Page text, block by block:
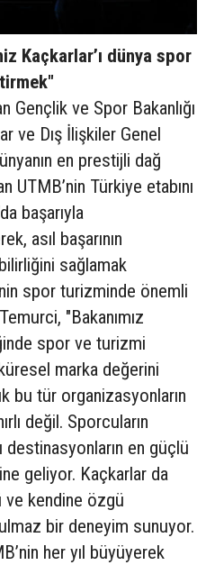
Kaçkarlar’ı dünya spor
Gençlik ve Spor Bakanlığı
ve Dış İlişkiler Genel
en prestijli dağ
Türkiye etabını
başarıyla
asıl başarının
sağlamak
spor turizminde önemli
"Bakanımız
spor ve turizmi
marka değerini
bu tür organizasyonların
değil. Sporcuların
destinasyonların en güçlü
geliyor. Kaçkarlar da
ve kendine özgü
bir deneyim sunuyor.
her yıl büyüyerek